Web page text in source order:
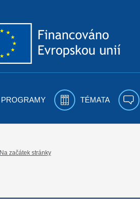
PROGRAMY TÉMATA
Na začátek stránky